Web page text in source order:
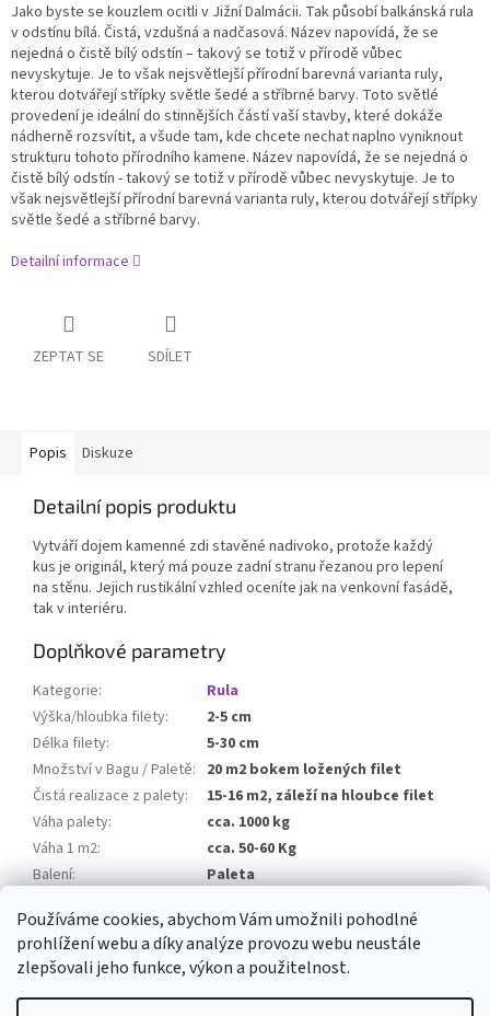
Používáme cookies, abychom Vám umožnili pohodlné
prohlížení webu a díky analýze provozu webu neustále
zlepšovali jeho funkce, výkon a použitelnost.
Jako byste se kouzlem ocitli v Jižní Dalmácii. Tak působí balkánská rula
v odstínu bílá. Čistá, vzdušná a nadčasová. Název napovídá, že se
nejedná o čistě bílý odstín – takový se totiž v přírodě vůbec
nevyskytuje. Je to však nejsvětlejší přírodní barevná varianta ruly,
kterou dotvářejí střípky světle šedé a stříbrné barvy. Toto světlé
provedení je ideální do stinnějších částí vaší stavby, které dokáže
nádherně rozsvítit, a všude tam, kde chcete nechat naplno vyniknout
strukturu tohoto přírodního kamene. Název napovídá, že se nejedná o
čistě bílý odstín - takový se totiž v přírodě vůbec nevyskytuje. Je to
však nejsvětlejší přírodní barevná varianta ruly, kterou dotvářejí střípky
světle šedé a stříbrné barvy.
Detailní informace
ZEPTAT SE SDÍLET
Popis Diskuze
Detailní popis produktu
Vytváří dojem kamenné zdi stavěné nadivoko, protože každý
kus je originál, který má pouze zadní stranu řezanou pro lepení
na stěnu. Jejich rustikální vzhled oceníte jak na venkovní fasádě,
tak v interiéru.
Doplňkové parametry
Kategorie:
Rula
Výška/hloubka filety:
2-5 cm
Délka filety:
5-30 cm
Množství v Bagu / Paletě: 20 m2 bokem ložených filet
Čistá realizace z palety:
15-16 m2, záleží na hloubce filet
Váha palety:
cca. 1000 kg
Váha 1 m2:
cca. 50-60 Kg
Balení:
Paleta